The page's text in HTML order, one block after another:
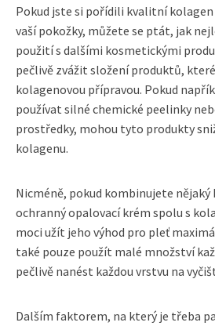
Pokud jste si pořídili kvalitní
vaší pokožky, můžete se ptát, jak
použití s dalšími kosmetickými
pečlivě zvážit složení produktů,
kolagenovou přípravou. Pokud
používat silné chemické peelinky
prostředky, mohou tyto produkty
kolagenu.
Nicméně, pokud kombinujete
ochranný opalovací krém spolu s
moci užít jeho výhod pro pleť
také pouze použít malé množství
pečlivě nanést každou vrstvu na
Dalším faktorem, na který je třeba